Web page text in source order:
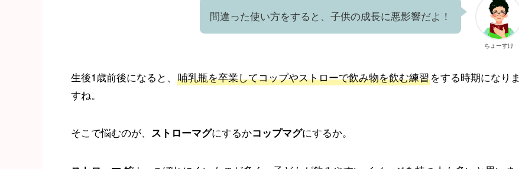
ちょーすけ
間違った使い方をすると、子供の成長に悪影響だよ！
生後1歳前後になると、 哺乳瓶を卒業してコップやストローで飲み物を飲む練習をする時期になりま
すね。
そこで悩むのが、 ストローマグにするかコップマグにするか。